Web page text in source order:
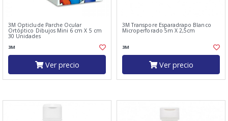
3M Opticlude Parche Ocular
Ortóptico Dibujos Mini 6 cm X 5 cm
30 Unidades
3M
Ver precio
3M Transpore Esparadrapo Blanco
Microperforado 5m X 2,5cm
3M
Ver precio